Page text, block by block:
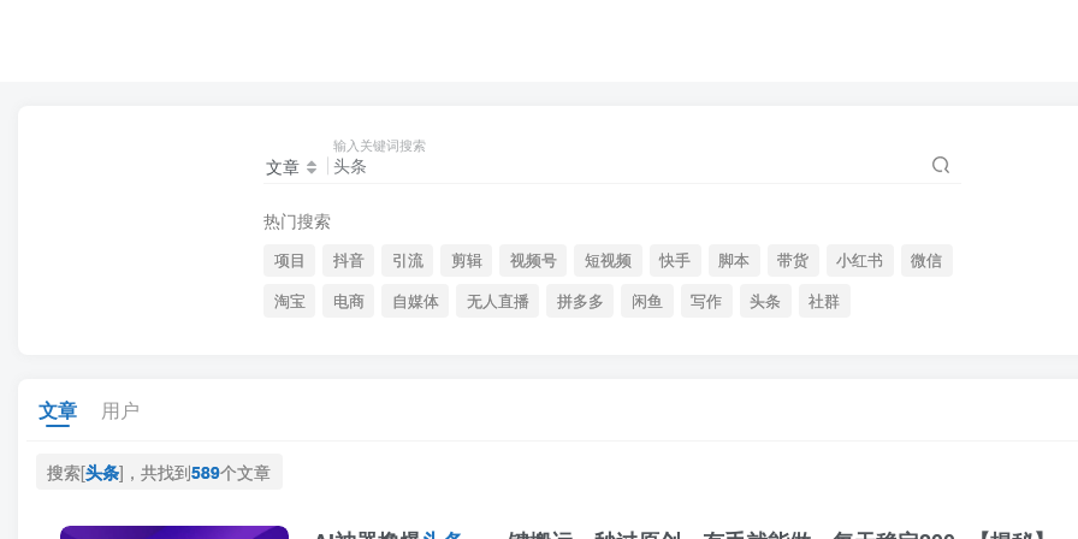
文章
输入关键词搜索
热门搜索
项目 抖音 引流 剪辑 视频号 短视频 快手 脚本 带货 小红书
微信
淘宝
电商 自媒体 无人直播 拼多多 闲鱼 写作 头条 社群
文章 用户
搜索[头条]，共找到589个文章